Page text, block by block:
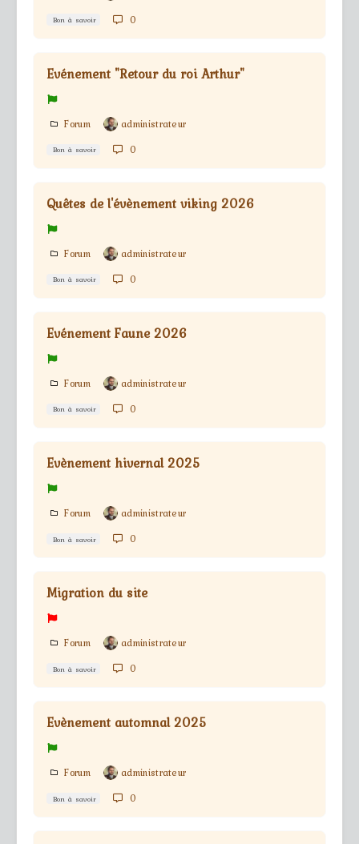
Bon à savoir 0
Evénement "Retour du roi Arthur"
Forum administrateur
Bon à savoir 0
Quêtes de l'évènement viking 2026
Forum administrateur
Bon à savoir 0
Evénement Faune 2026
Forum administrateur
Bon à savoir 0
Evènement hivernal 2025
Forum administrateur
Bon à savoir 0
Migration du site
Forum administrateur
Bon à savoir 0
Evènement automnal 2025
Forum administrateur
Bon à savoir 0